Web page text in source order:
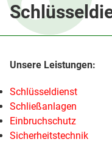
Schlüsseldienst
Schließanlagen
Einbruchschutz
Sicherheitstechnik